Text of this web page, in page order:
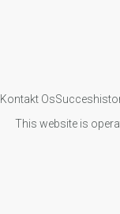
Kontakt Os
This website is